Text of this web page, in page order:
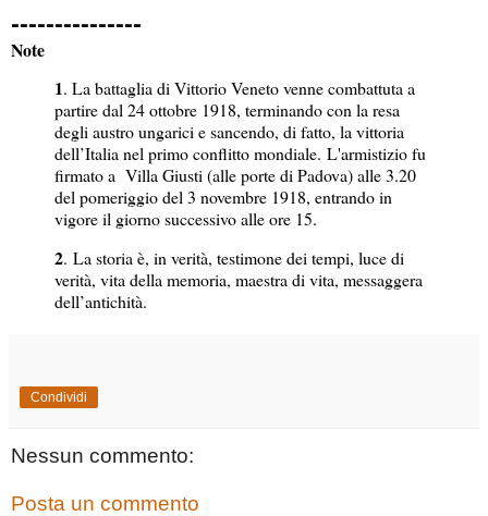
---------------
Note
1. La battaglia di Vittorio Veneto venne combattuta a
partire dal 24 ottobre 1918, terminando con la resa
degli austro ungarici e sancendo, di fatto, la vittoria
dell’Italia nel primo conflitto mondiale. L'armistizio fu
firmato a Villa Giusti (alle porte di Padova) alle 3.20
del pomeriggio del 3 novembre 1918, entrando in
vigore il giorno successivo alle ore 15.
2. La storia è, in verità, testimone dei tempi, luce di
verità, vita della memoria, maestra di vita, messaggera
dell’antichità.
Condividi
Nessun commento:
Posta un commento